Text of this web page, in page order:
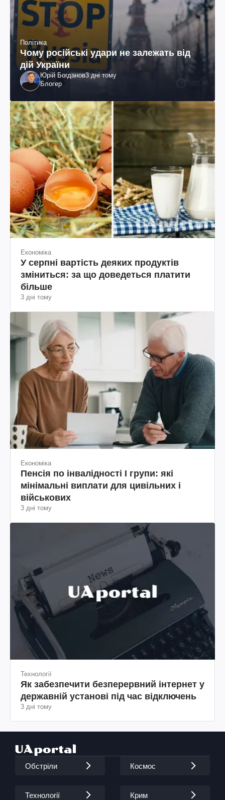
Політика
Чому російські удари не залежать від
дій України
Юрій Богданов3 дні тому
Блогер
Економіка
У серпні вартість деяких продуктів
зміниться: за що доведеться платити
більше
3 дні тому
Економіка
Пенсія по інвалідності I групи: які
мінімальні виплати для цивільних і
військових
3 дні тому
Технології
Як забезпечити безперервний інтернет у
державній установі під час відключень
3 дні тому
Обстріли Космос
Технології Крим